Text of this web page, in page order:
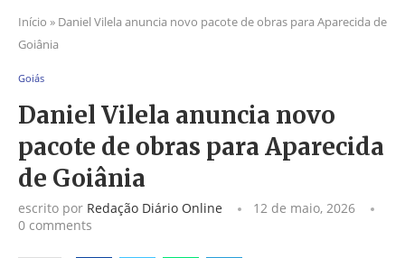
Início » Daniel Vilela anuncia novo pacote de obras para Aparecida de
Goiânia
Goiás
Daniel Vilela anuncia novo
pacote de obras para Aparecida
de Goiânia
escrito por Redação Diário Online
12 de maio, 2026
0 comments